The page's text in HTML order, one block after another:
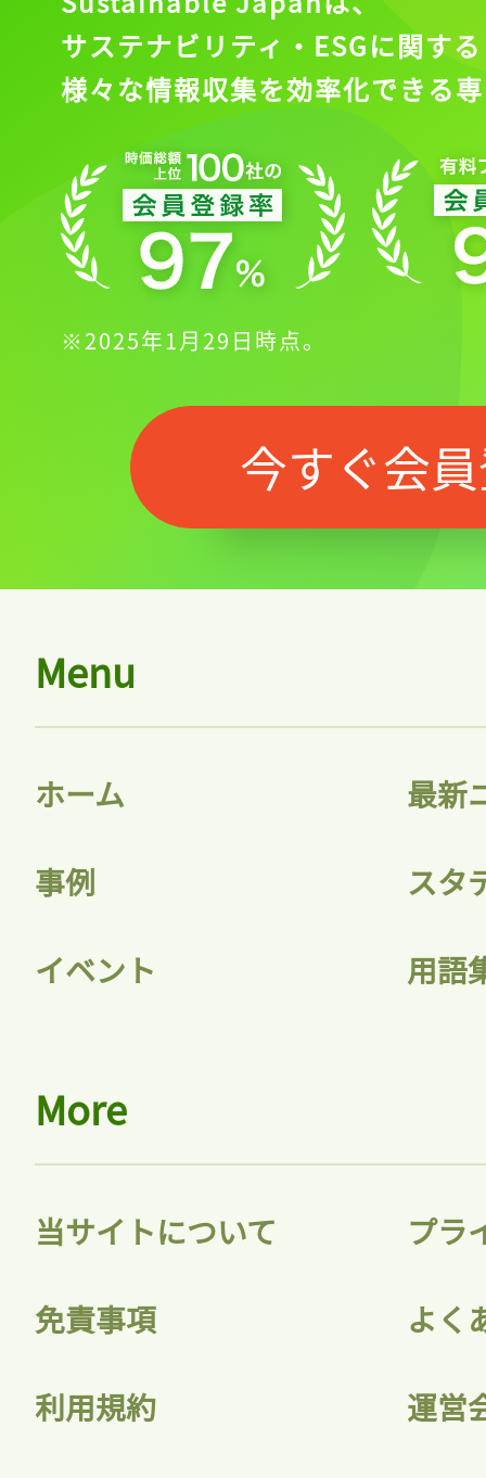
サステナビリティ・ESGに関する
様々な情報収集を効率化できる
※2025年1月29日時点。
今すぐ会
Menu
ホーム 最新
事例 スタ
イベント 用語
More
当サイトについて プラ
免責事項 よく
利用規約 運営